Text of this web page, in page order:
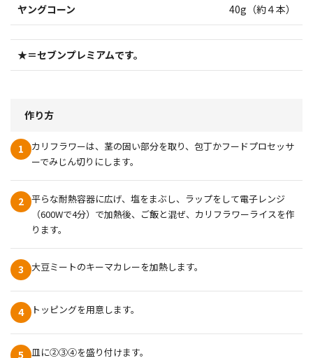
ヤングコーン 40g（約４本）
★＝セブンプレミアムです。
作り方
1
カリフラワーは、茎の固い部分を取り、包丁かフードプロセッサ
ーでみじん切りにします。
2 平らな耐熱容器に広げ、塩をまぶし、ラップをして電子レンジ
（600Wで4分）で加熱後、ご飯と混ぜ、カリフラワーライスを作
ります。
3 大豆ミートのキーマカレーを加熱します。
4 トッピングを用意します。
5 皿に②③④を盛り付けます。